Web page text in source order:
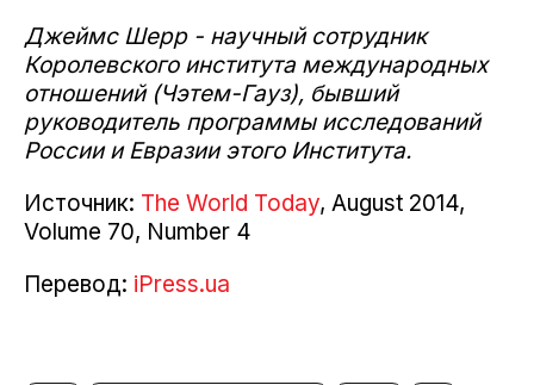
Джеймс Шерр - научный сотрудник
Королевского института международных
отношений (Чэтем-Гауз), бывший
руководитель программы исследований
России и Евразии этого Института.
Источник: The World Today, August 2014,
Volume 70, Number 4
Перевод: iPress.ua